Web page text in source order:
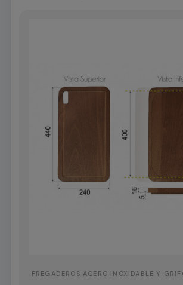
FREGADEROS ACERO INOXIDABLE Y